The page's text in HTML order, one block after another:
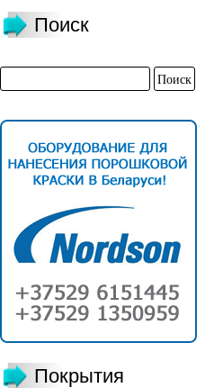
Поиск
Покрытия